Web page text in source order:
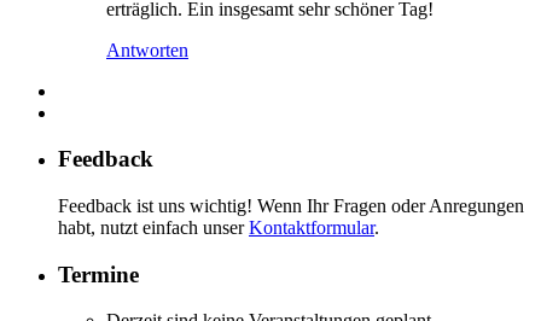
erträglich. Ein insgesamt sehr schöner Tag!
Antworten
Feedback
Feedback ist uns wichtig! Wenn Ihr Fragen oder Anregungen
habt, nutzt einfach unserKontaktformular.
Termine